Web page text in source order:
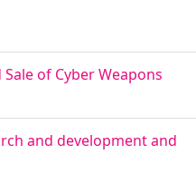
of Cyber Weapons
and development and